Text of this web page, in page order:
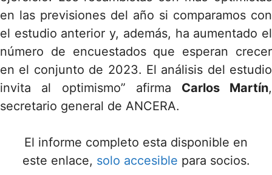
en las previsiones del año si comparamos con
el estudio anterior y, además, ha aumentado el
número de encuestados que esperan crecer
en el conjunto de 2023. El análisis del estudio
invita al optimismo” afirma Carlos Martín,
secretario general de ANCERA.
El informe completo esta disponible en
este enlace, solo accesible para socios.